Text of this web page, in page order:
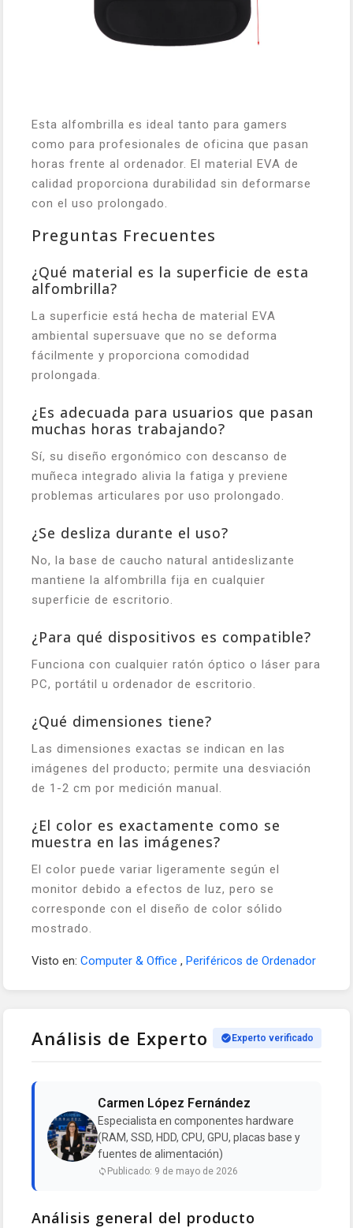
Esta alfombrilla es ideal tanto para gamers
como para profesionales de oficina que pasan
horas frente al ordenador. El material EVA de
calidad proporciona durabilidad sin deformarse
con el uso prolongado.
Preguntas Frecuentes
¿Qué material es la superficie de esta
alfombrilla?
La superficie está hecha de material EVA
ambiental supersuave que no se deforma
fácilmente y proporciona comodidad
prolongada.
¿Es adecuada para usuarios que pasan
muchas horas trabajando?
Sí, su diseño ergonómico con descanso de
muñeca integrado alivia la fatiga y previene
problemas articulares por uso prolongado.
¿Se desliza durante el uso?
No, la base de caucho natural antideslizante
mantiene la alfombrilla fija en cualquier
superficie de escritorio.
¿Para qué dispositivos es compatible?
Funciona con cualquier ratón óptico o láser para
PC, portátil u ordenador de escritorio.
¿Qué dimensiones tiene?
Las dimensiones exactas se indican en las
imágenes del producto; permite una desviación
de 1-2 cm por medición manual.
¿El color es exactamente como se
muestra en las imágenes?
El color puede variar ligeramente según el
monitor debido a efectos de luz, pero se
corresponde con el diseño de color sólido
mostrado.
Visto en: Computer & Office , Periféricos de Ordenador
Análisis de Experto Experto verificado
Carmen López Fernández
Especialista en componentes hardware
(RAM, SSD, HDD, CPU, GPU, placas base y
fuentes de alimentación)
Publicado: 9 de mayo de 2026
Análisis general del producto